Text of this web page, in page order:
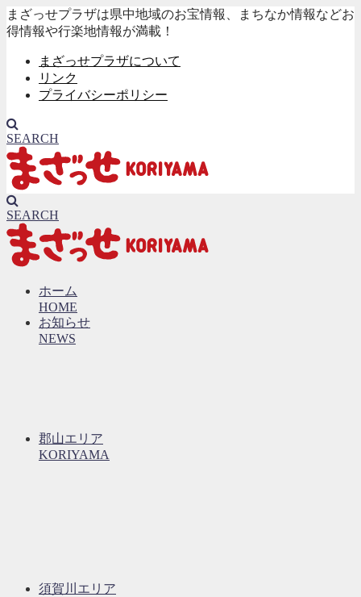
まざっせプラザは県中地域のお宝情報、まちなか情報などお
得情報や行楽地情報が満載！
まざっせプラザについて
リンク
プライバシーポリシー
SEARCH
SEARCH
ホーム
HOME
お知らせ
NEWS
郡山エリア
KORIYAMA
須賀川エリア